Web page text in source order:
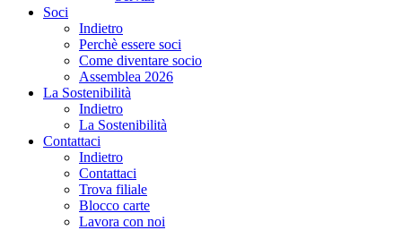
Soci
Indietro
Perchè essere soci
Come diventare socio
Assemblea 2026
La Sostenibilità
Indietro
La Sostenibilità
Contattaci
Indietro
Contattaci
Trova filiale
Blocco carte
Lavora con noi